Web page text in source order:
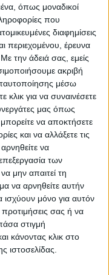
όπως μοναδικοί
που
διαφημίσεις
περιεχομένου, έρευνα
Με την άδειά σας, εμείς
ακριβή
μέσω
για να συναινέσετε
μας όπως
να αποκτήσετε
και να αλλάξετε τις
να
των
μην απαιτεί τη
να αρνηθείτε αυτήν
ισχύουν μόνο για αυτόν
προτιμήσεις σας ή να
στιγμή
κάνοντας κλικ στο
ιστοσελίδας.